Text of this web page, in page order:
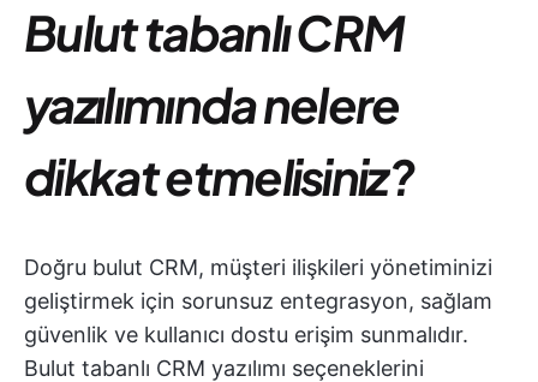
Bulut tabanlı CRM
yazılımında nelere
dikkat etmelisiniz?
Doğru bulut CRM, müşteri ilişkileri yönetiminizi
geliştirmek için sorunsuz entegrasyon, sağlam
güvenlik ve kullanıcı dostu erişim sunmalıdır.
Bulut tabanlı CRM yazılımı seçeneklerini